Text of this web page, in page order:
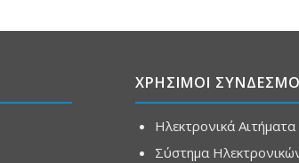
ΧΡΗΣΙΜΟΙ
Ηλεκτρονικά
Σύστημα